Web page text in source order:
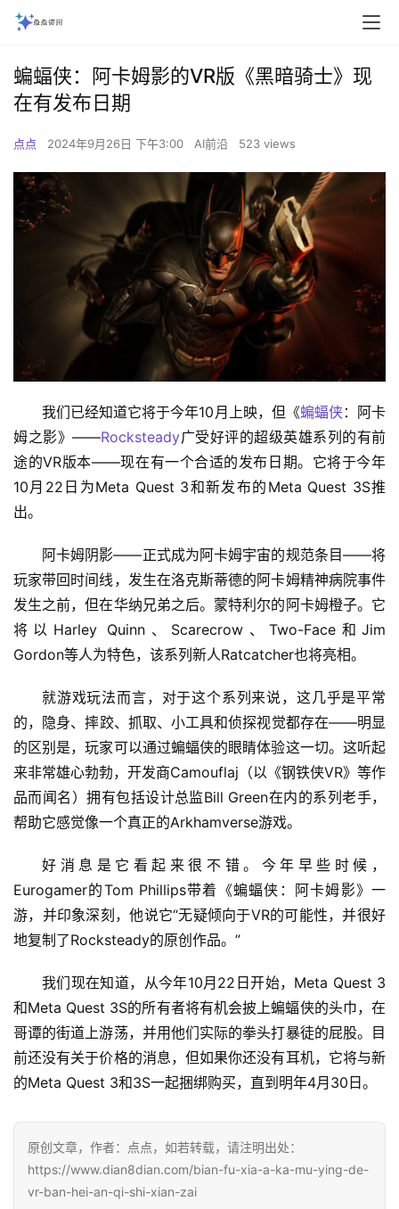
蝙蝠侠：阿卡姆影的VR版《黑暗骑士》现
在有发布日期
点点 2024年9月26日 下午3:00 AI前沿 523 views
我们已经知道它将于今年10月上映，但《蝙蝠侠：阿卡
姆之影》——Rocksteady广受好评的超级英雄系列的有前
途的VR版本——现在有一个合适的发布日期。它将于今年
10月22日为Meta Quest 3和新发布的Meta Quest 3S推
出。
阿卡姆阴影——正式成为阿卡姆宇宙的规范条目——将
玩家带回时间线，发生在洛克斯蒂德的阿卡姆精神病院事件
发生之前，但在华纳兄弟之后。蒙特利尔的阿卡姆橙子。它
将以Harley Quinn、Scarecrow、Two-Face和Jim
Gordon等人为特色，该系列新人Ratcatcher也将亮相。
就游戏玩法而言，对于这个系列来说，这几乎是平常
的，隐身、摔跤、抓取、小工具和侦探视觉都存在——明显
的区别是，玩家可以通过蝙蝠侠的眼睛体验这一切。这听起
来非常雄心勃勃，开发商Camouflaj（以《钢铁侠VR》等作
品而闻名）拥有包括设计总监Bill Green在内的系列老手，
帮助它感觉像一个真正的Arkhamverse游戏。
好消息是它看起来很不错。今年早些时候，
Eurogamer的Tom Phillips带着《蝙蝠侠：阿卡姆影》一
游，并印象深刻，他说它“无疑倾向于VR的可能性，并很好
地复制了Rocksteady的原创作品。”
我们现在知道，从今年10月22日开始，Meta Quest 3
和Meta Quest 3S的所有者将有机会披上蝙蝠侠的头巾，在
哥谭的街道上游荡，并用他们实际的拳头打暴徒的屁股。目
前还没有关于价格的消息，但如果你还没有耳机，它将与新
的Meta Quest 3和3S一起捆绑购买，直到明年4月30日。
原创文章，作者：点点，如若转载，请注明出处：
https://www.dian8dian.com/bian-fu-xia-a-ka-mu-ying-de-
vr-ban-hei-an-qi-shi-xian-zai